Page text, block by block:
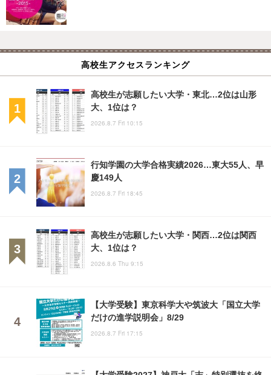
高校生アクセスランキング
高校生が志願したい大学・東北…2位は山形
大、1位は？
2026.8.7 Fri 10:15
行知学園の大学合格実績2026…東大55人、早
慶149人
2026.8.7 Fri 18:45
高校生が志願したい大学・関西…2位は関西
大、1位は？
2026.8.6 Thu 9:15
【大学受験】東京科学大や筑波大「国立大学
だけの進学説明会」8/29
2026.8.7 Fri 17:15